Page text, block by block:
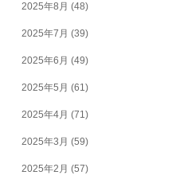
2025年8月 (48)
2025年7月 (39)
2025年6月 (49)
2025年5月 (61)
2025年4月 (71)
2025年3月 (59)
2025年2月 (57)